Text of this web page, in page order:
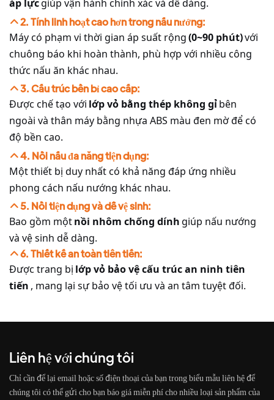
áp lựcgiúp vận hành chính xác và dễ dàng.
2. Tính linh hoạt cao hơn trong nấu nướng:
Máy có phạm vi thời gian áp suất rộng(0~90 phút)với
chuông báo khi hoàn thành, phù hợp với nhiều công
thức nấu ăn khác nhau.
3. Cấu trúc bền bỉ cao cấp:
Được chế tạo với lớp vỏ bằng thép không gỉbên
ngoài và thân máy bằng nhựa ABS màu đen mờ để có
độ bền cao.
4. Nồi nấu đa năng tiện dụng:
Một thiết bị duy nhất có khả năng đáp ứng nhiều
phong cách nấu nướng khác nhau.
5. Nồi tiện dụng và dễ vệ sinh:
Bao gồm mộtnồi nhôm chống dính giúp nấu nướng
và vệ sinh dễ dàng.
6. Thiết kế an toàn tiên tiến:
Được trang bị lớp vỏ bảo vệ cấu trúc an ninh tiên
tiến , mang lại sự bảo vệ tối ưu và an tâm tuyệt đối.
Liên hệ với chúng tôi
Chỉ cần để lại email hoặc số điện thoại của bạn trong biểu mẫu liên hệ để
chúng tôi có thể gửi cho bạn báo giá miễn phí cho nhiều loại sản phẩm của